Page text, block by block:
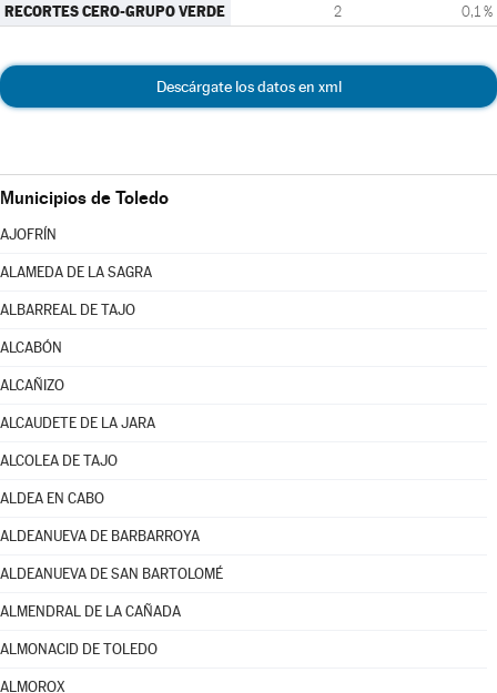
RECORTES CERO-GRUPO VERDE 2 0,1 %
Descárgate los datos en xml
Municipios de Toledo
AJOFRÍN
ALAMEDA DE LA SAGRA
ALBARREAL DE TAJO
ALCABÓN
ALCAÑIZO
ALCAUDETE DE LA JARA
ALCOLEA DE TAJO
ALDEA EN CABO
ALDEANUEVA DE BARBARROYA
ALDEANUEVA DE SAN BARTOLOMÉ
ALMENDRAL DE LA CAÑADA
ALMONACID DE TOLEDO
ALMOROX